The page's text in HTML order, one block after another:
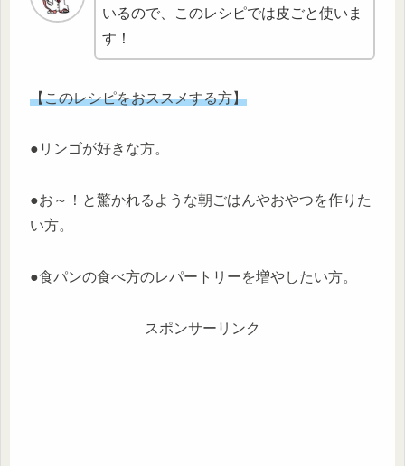
いるので、このレシピでは皮ごと使いま
す！
【このレシピをおススメする方】
●リンゴが好きな方。
●お～！と驚かれるような朝ごはんやおやつを作りた
い方。
●食パンの食べ方のレパートリーを増やしたい方。
スポンサーリンク